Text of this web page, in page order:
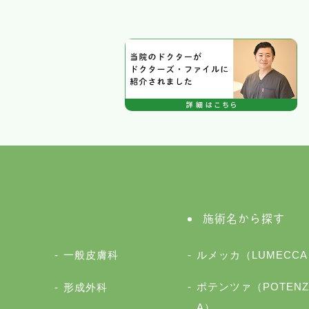
一般皮膚科
形成外科
施術名から探す
ルメッカ（
ポテンツァ（POTENZ